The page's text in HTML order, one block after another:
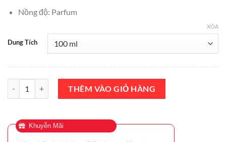
Nồng độ: Parfum
Dung Tích
XÓA
Nước Hoa Roja Parfums Amber Aoud Parfum 100ml Chính Hãng số
THÊM VÀO GIỎ HÀNG
Khuyễn Mãi